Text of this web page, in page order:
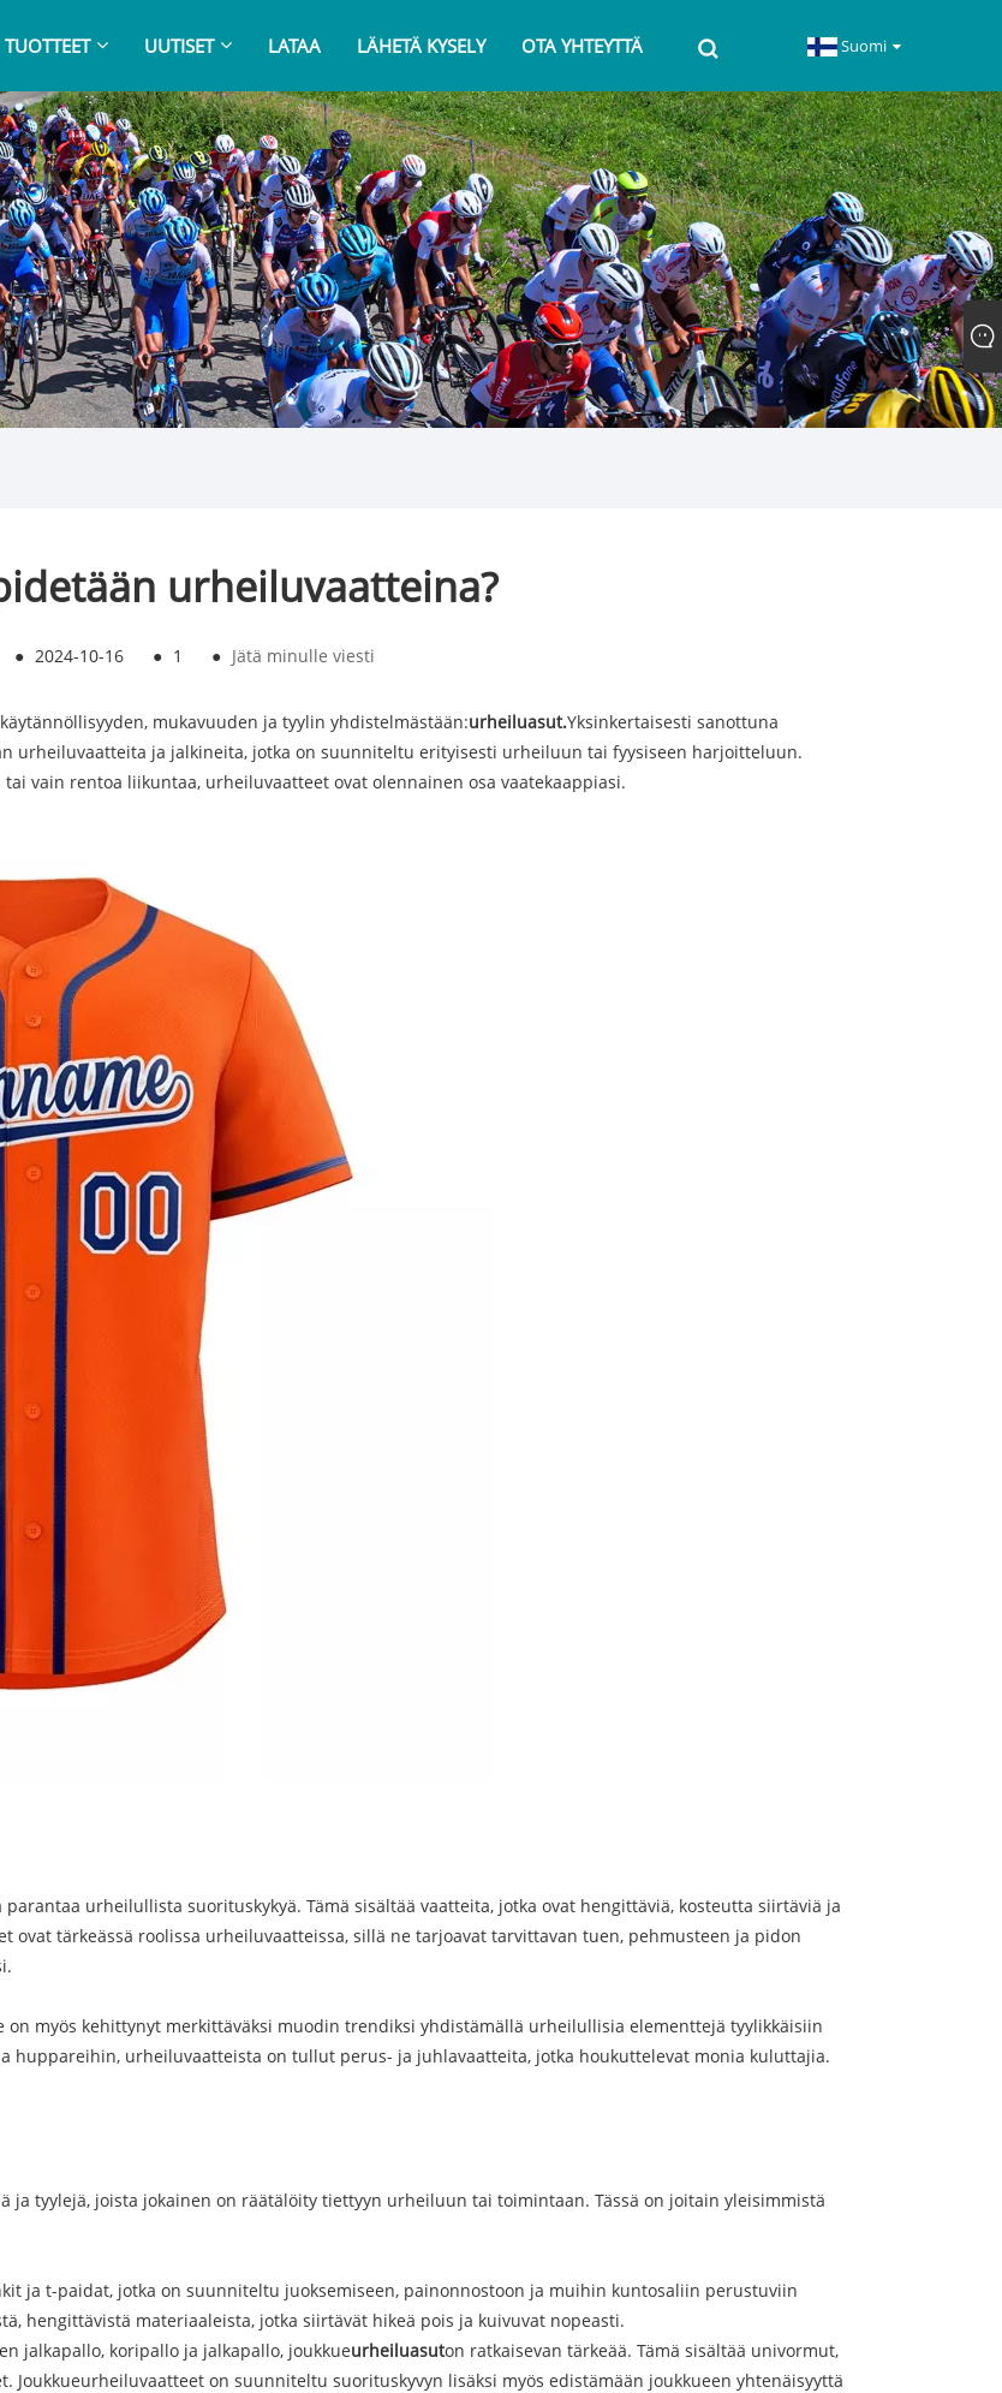
TUOTTEET UUTISET LATAA LÄHETÄ KYSELY OTA YHTEYTTÄ Suomi
urheiluvaatteina?
● 2024-10-16 ● 1 ● Jätä minulle viesti
mukavuuden ja tyylin yhdistelmästään:urheiluasut.Yksinkertaisesti sanottuna
urheiluvaatteita ja jalkineita, jotka on suunniteltu erityisesti urheiluun tai fyysiseen harjoitteluun.
vain rentoa liikuntaa, urheiluvaatteet ovat olennainen osa vaatekaappiasi.
urheilullista suorituskykyä. Tämä sisältää vaatteita, jotka ovat hengittäviä, kosteutta siirtäviä ja
ovat tärkeässä roolissa urheiluvaatteissa, sillä ne tarjoavat tarvittavan tuen, pehmusteen ja pidon
myös kehittynyt merkittäväksi muodin trendiksi yhdistämällä urheilullisia elementtejä tyylikkäisiin
huppareihin, urheiluvaatteista on tullut perus- ja juhlavaatteita, jotka houkuttelevat monia kuluttajia.
tyylejä, joista jokainen on räätälöity tiettyyn urheiluun tai toimintaan. Tässä on joitain yleisimmistä
ja t-paidat, jotka on suunniteltu juoksemiseen, painonnostoon ja muihin kuntosaliin perustuviin
hengittävistä materiaaleista, jotka siirtävät hikeä pois ja kuivuvat nopeasti.
jalkapallo, koripallo ja jalkapallo, joukkueurheiluasuton ratkaisevan tärkeää. Tämä sisältää univormut,
Joukkueurheiluvaatteet on suunniteltu suorituskyvyn lisäksi myös edistämään joukkueen yhtenäisyyttä